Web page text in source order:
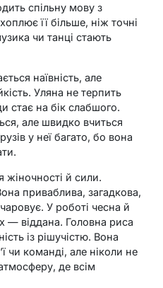
спільну мову з
її більше, ніж точні
чи танці стають
наївність, але
Уляна не терпить
стає на бік слабшого.
але швидко вчиться
у неї багато, бо вона
й сили.
приваблива, загадкова,
У роботі чесна й
— віддана. Головна риса
із рішучістю. Вона
чи команді, але ніколи не
де всім